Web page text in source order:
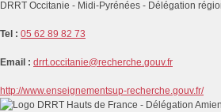
DRRT Occitanie - Midi-Pyrénées - Délégation
Tel : 05 62 89 82 73
Email : drrt.occitanie@recherche.gouv.fr
http://www.enseignementsup-recherche.gouv.fr/